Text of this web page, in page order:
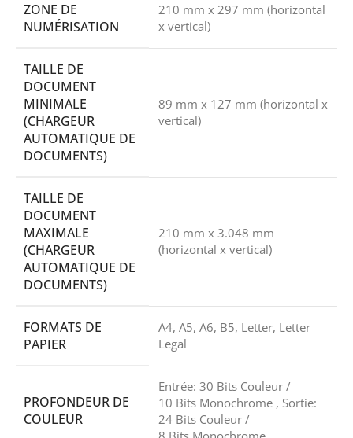
ZONE DE
NUMÉRISATION
210 mm x 297 mm (horizontal
x vertical)
TAILLE DE
DOCUMENT
MINIMALE
(CHARGEUR
AUTOMATIQUE DE
DOCUMENTS)
89 mm x 127 mm (horizontal x
vertical)
TAILLE DE
DOCUMENT
MAXIMALE
(CHARGEUR
AUTOMATIQUE DE
DOCUMENTS)
210 mm x 3.048 mm
(horizontal x vertical)
FORMATS DE
PAPIER
A4, A5, A6, B5, Letter, Letter
Legal
PROFONDEUR DE
COULEUR
Entrée: 30 Bits Couleur /
10 Bits Monochrome , Sortie:
24 Bits Couleur /